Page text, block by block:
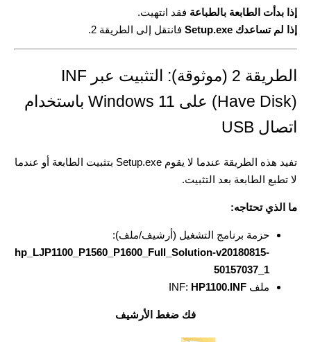
إذا بدأت الطابعة بالطباعة فقد انتهيت.
إذا لم تساعدك Setup.exe
فانتقل إلى الطريقة 2.
الطريقة 2 (موثوقة): التثبيت عبر INF
(Have Disk) على Windows 11 باستخدام
اتصال USB
تفيد هذه الطريقة عندما لا يقوم Setup.exe بتثبيت الطابعة أو عندما
لا تطبع الطابعة بعد التثبيت.
ما الذي تحتاجه:
حزمة برنامج التشغيل (أرشيف/ملف):
hp_LJP1100_P1560_P1600_Full_Solution-v20180815-
50157037_1
ملف INF: HP1100.INF
فك ضغط الأرشيف